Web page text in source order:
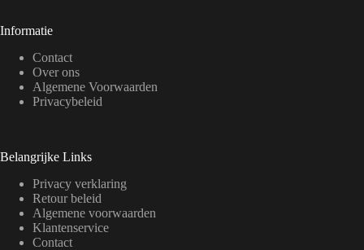
Informatie
Contact
Over ons
Algemene Voorwaarden
Privacybeleid
Belangrijke Links
Privacy verklaring
Retour beleid
Algemene voorwaarden
Klantenservice
Contact